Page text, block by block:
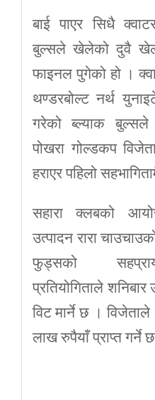
बाई पाएर सिधै
बुल्सले खेलेको दुवै
फाइनल पुगेको हो ।
थण्डरबोल्ट नर्थ
गरेको ब्ल्याक बुल्सले
पोखरा गोल्डकप
हराएर पहिलो
सहारा क्लबको
उत्पादन रारा
फुड्सको
प्रतियोगिताले शनिबार
विट मार्ने छ ।
लाख रुपैयाँ प्राप्त गर्ने